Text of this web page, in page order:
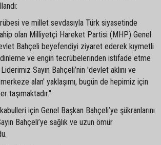
ve millet sevdasıyla Türk siyasetinde
olan Milliyetçi Hareket Partisi (MHP) Genel
Bahçeli beyefendiyi ziyaret ederek kıymetli
ve engin tecrübelerinden istifade etme
Sayın Bahçeli’nin 'devlet aklını ve
alan' yaklaşımı, bugün de hepimiz için
taşımaktadır."
için Genel Başkan Bahçeli’ye şükranlarını
Bahçeli’ye sağlık ve uzun ömür